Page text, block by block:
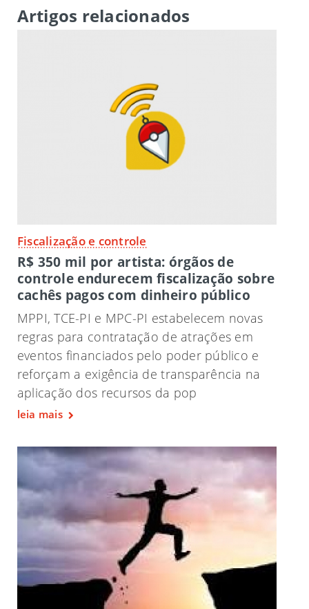
Artigos relacionados
Fiscalização e controle
R$ 350 mil por artista: órgãos de
controle endurecem fiscalização sobre
cachês pagos com dinheiro público
MPPI, TCE-PI e MPC-PI estabelecem novas
regras para contratação de atrações em
eventos financiados pelo poder público e
reforçam a exigência de transparência na
aplicação dos recursos da pop
leia mais